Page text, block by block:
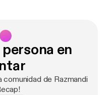
en
comunidad de Razmandi